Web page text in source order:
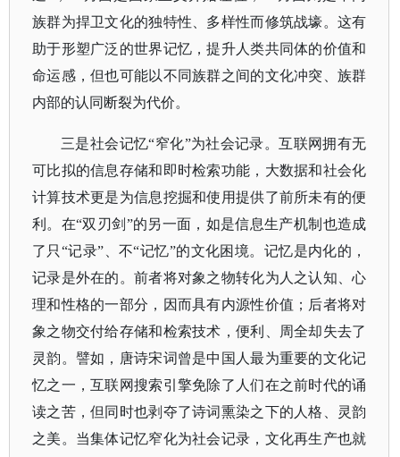
族群为捍卫文化的独特性、多样性而修筑战壕。 这有
助于形塑广泛的世界记忆，提升人类共同体的价值和
命运感，但也可能以不同族群之间的文化冲突、族群
内部的认同断裂为代价。
三是社会记忆“窄化”为社会记录。互联网拥有无
可比拟的信息存储和即时检索功能，大数据和社会化
计算技术更是为信息挖掘和使用提供了前所未有的便
利。 在“双刃剑”的另一面，如是信息生产机制也造成
了只“记录”、不“记忆”的文化困境。记忆是内化的，
记录是外在的。前者将对象之物转化为人之认知、心
理和性格的一部分，因而具有内源性价值；后者将对
象之物交付给存储和检索技术，便利、周全却失去了
灵韵。譬如，唐诗宋词曾是中国人最为重要的文化记
忆之一，互联网搜索引擎免除了人们在之前时代的诵
读之苦，但同时也剥夺了诗词熏染之下的人格、灵韵
之美。当集体记忆窄化为社会记录，文化再生产也就